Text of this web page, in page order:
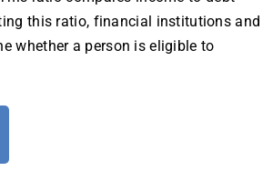
this ratio, financial institutions and
whether a person is eligible to